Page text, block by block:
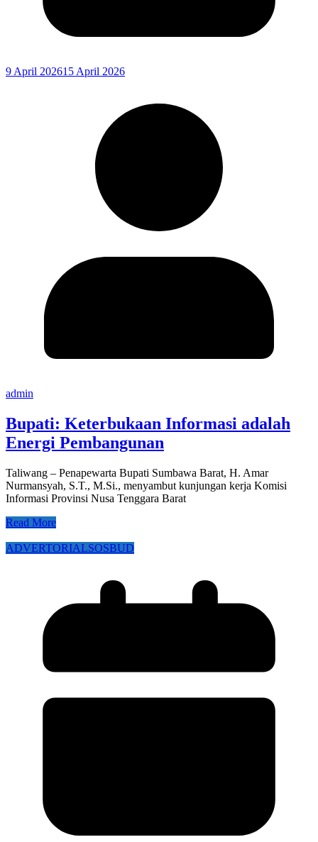
9 April 202615 April 2026
admin
Bupati: Keterbukaan Informasi adalah
Energi Pembangunan
Taliwang – Penapewarta Bupati Sumbawa Barat, H. Amar
Nurmansyah, S.T., M.Si., menyambut kunjungan kerja Komisi
Informasi Provinsi Nusa Tenggara Barat
Read More
ADVERTORIALSOSBUD